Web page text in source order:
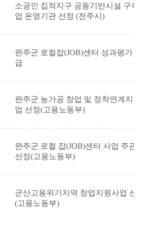
소공인 집적지구 공동기반시설 구축
업 운영기관 선정 (전주시)
완주군 로컬잡(JOB)센터 성과평가
급
완주군 농가공 창업 및 정착연계지원
업 선정(고용노동부)
완주군 로컬 잡(JOB)센터 사업 주관
선정(고용노동부)
군산고용위기지역 창업지원사업 선
(고용노동부)